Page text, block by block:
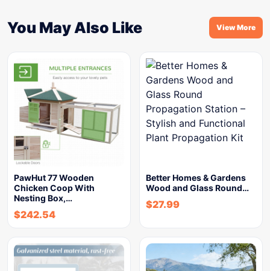
You May Also Like View More
PawHut 77 Wooden
Chicken Coop With
Nesting Box,…
$242.54
Better Homes & Gardens
Wood and Glass Round…
$27.99